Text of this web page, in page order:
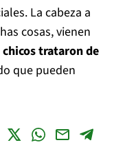
La cabeza a
cosas, vienen
chicos trataron de
que pueden